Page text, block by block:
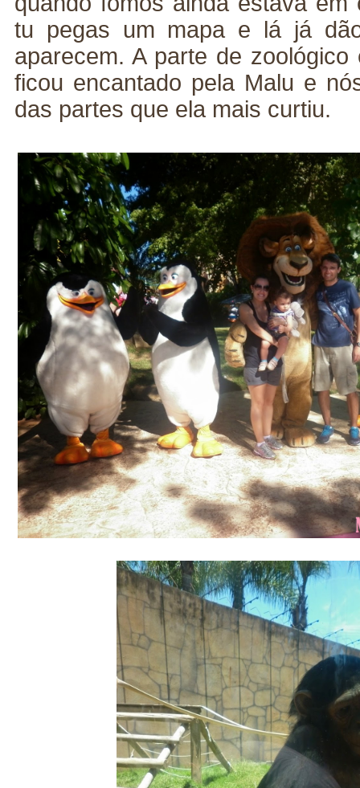
tu pegas um mapa e lá já
aparecem. A parte de
ficou encantado pela Malu e
das partes que ela mais curtiu.